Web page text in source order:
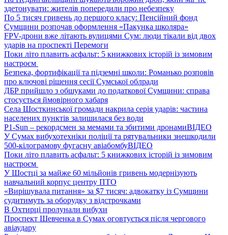
здетонувати: жителів попередили про небезпеку
По 5 тисяч гривень до першого класу: Пенсійний фонд
Сумщини розпочав оформлення «Пакунка школяра»
FPV-дрони вже літають вулицями Сум: люди тікали від двох
ударів на проспекті Перемоги
Поки літо плавить асфальт: 5 книжкових історій із зимовим
настроєм
Безпека, фортифікації та підземні школи: Романько розповів
про ключові рішення сесії Сумської облради
ДБР прийшло з обшуками до податкової Сумщини: справа
стосується ймовірного хабаря
Села Шосткинської громади накрила серія ударів: частина
населених пунктів залишилася без води
P1-Sun – рекордсмен за мемами та збитими дронамиВІДЕО
У Сумах вибухотехніки поліції та рятувальники знешкодили
500-кілограмову фугасну авіабомбуВІДЕО
Поки літо плавить асфальт: 5 книжкових історій із зимовим
настроєм
У Шостці за майже 60 мільйонів гривень модернізують
навчальний корпус центру ПТО
«Вирішувала питання» за $7 тисяч: адвокатку із Сумщини
судитимуть за оборудку з відстрочками
В Охтирці пролунали вибухи
Проспект Шевченка в Сумах оговтується після чергового
авіаудару